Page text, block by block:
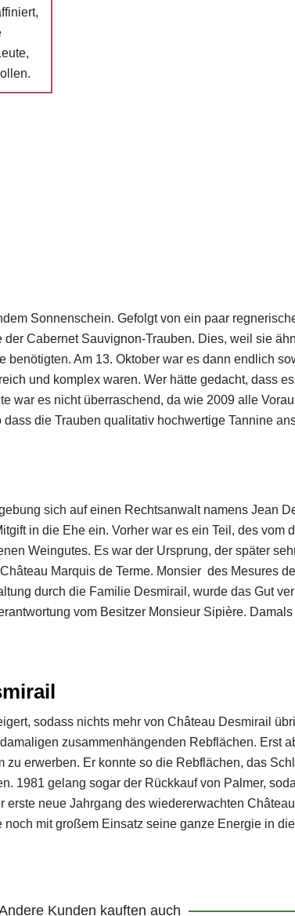
Sonnenschein. Gefolgt von ein paar
Cabernet Sauvignon-Trauben. Dies, weil sie
Am 13. Oktober war es dann endlich
und komplex waren. Wer hätte gedacht, dass
war es nicht überraschend, da wie 2009 alle
die Trauben qualitativ hochwertige Tannine
sich auf einen Rechtsanwalt namens Jean
in die Ehe ein. Vorher war es ein Teil, des vom
Weingutes. Es war der Ursprung, der später
Marquis de Terme. Monsier des Mesures
durch die Familie Desmirail, wurde das Gut
vom Besitzer Monsieur Sipière.
sodass nichts mehr von Château Desmirail
zusammenhängenden Rebflächen. Erst
erwerben. Er konnte so die Rebflächen, das
1981 gelang sogar der Rückkauf von Palmer,
neue Jahrgang des wiedererwachten
mit großem Einsatz seine ganze Energie in
Kunden kauften auch